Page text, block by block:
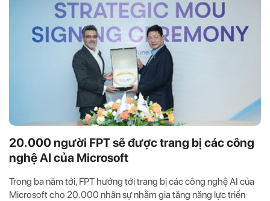
20.000 người FPT sẽ được trang bị các công
nghệ AI của Microsoft
Trong ba năm tới, FPT hướng tới trang bị các công nghệ AI của
Microsoft cho 20.000 nhân sự nhằm gia tăng năng lực triển